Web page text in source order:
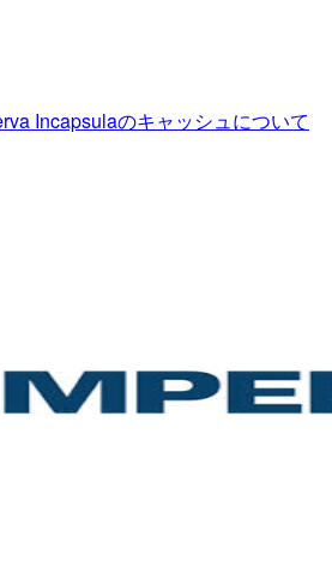
Incapsulaのキャッシュについて